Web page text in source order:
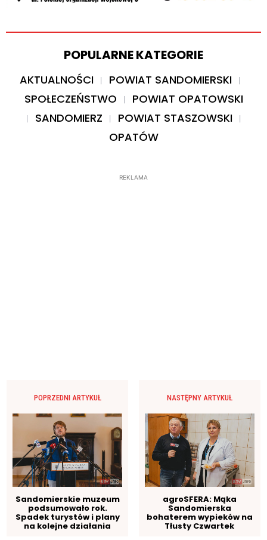
POPULARNE KATEGORIE
AKTUALNOŚCI
POWIAT SANDOMIERSKI
SPOŁECZEŃSTWO
POWIAT OPATOWSKI
SANDOMIERZ
POWIAT STASZOWSKI
OPATÓW
REKLAMA
POPRZEDNI ARTYKUŁ
Sandomierskie muzeum
podsumowało rok.
Spadek turystów i plany
na kolejne działania
NASTĘPNY ARTYKUŁ
agroSFERA: Mąka
Sandomierska
bohaterem wypieków na
Tłusty Czwartek